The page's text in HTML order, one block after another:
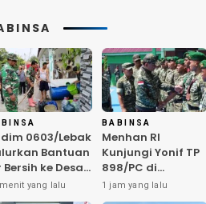
0603/Lebak
Bantuan
Bersih ke Desa
Beban
yang lalu
BABINSA
Menhan RI
Kunjungi Yonif TP
898/PC di
Kampar,
Tegaskan
1 jam yang lalu